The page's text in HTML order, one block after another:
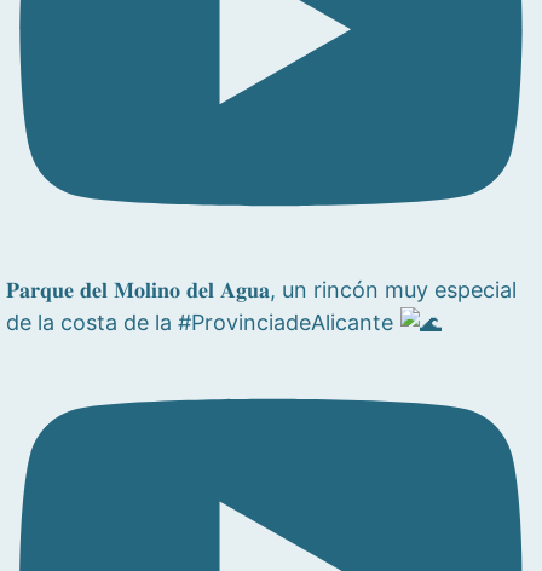
𝐏𝐚𝐫𝐪𝐮𝐞 𝐝𝐞𝐥 𝐌𝐨𝐥𝐢𝐧𝐨 𝐝𝐞𝐥 𝐀𝐠𝐮𝐚, un rincón muy especial
de la costa de la #ProvinciadeAlicante